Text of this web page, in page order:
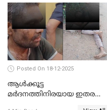
Posted On 18-12-2025
ആൾക്കൂട്ട
മർദനത്തിനിരയായ ഇതര